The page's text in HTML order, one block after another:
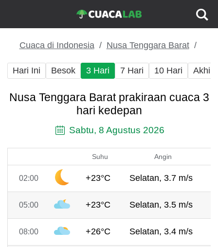
Cuaca di Indonesia Nusa Tenggara Barat
Hari Ini Besok 3 Hari 7 Hari 10 Hari Akhir
Nusa Tenggara Barat prakiraan cuaca 3
hari kedepan
Sabtu, 8 Agustus 2026
Suhu Angin
02:00 +23°C Selatan, 3.7 m/s
05:00 +23°C Selatan, 3.5 m/s
08:00 +26°C Selatan, 3.4 m/s